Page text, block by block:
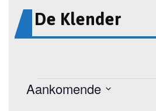
De Klender